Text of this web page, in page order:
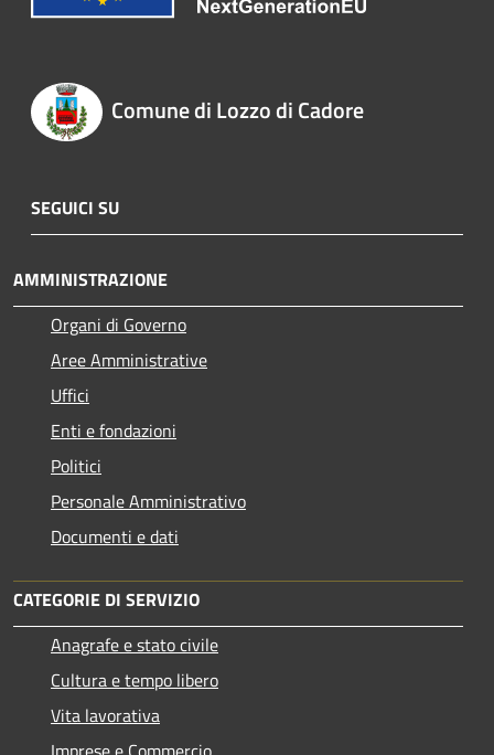
Comune di Lozzo di Cadore
SEGUICI SU
AMMINISTRAZIONE
Organi di Governo
Aree Amministrative
Uffici
Enti e fondazioni
Politici
Personale Amministrativo
Documenti e dati
CATEGORIE DI SERVIZIO
Anagrafe e stato civile
Cultura e tempo libero
Vita lavorativa